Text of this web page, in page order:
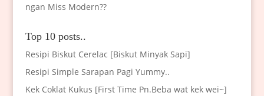
ngan Miss Modern??
Top 10 posts..
Resipi Biskut Cerelac [Biskut Minyak Sapi]
Resipi Simple Sarapan Pagi Yummy..
Kek Coklat Kukus [First Time Pn.Beba wat kek wei~]